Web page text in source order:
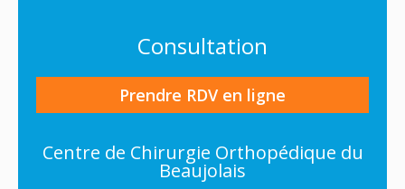
Consultation
Prendre RDV en ligne
Centre de Chirurgie Orthopédique du
Beaujolais